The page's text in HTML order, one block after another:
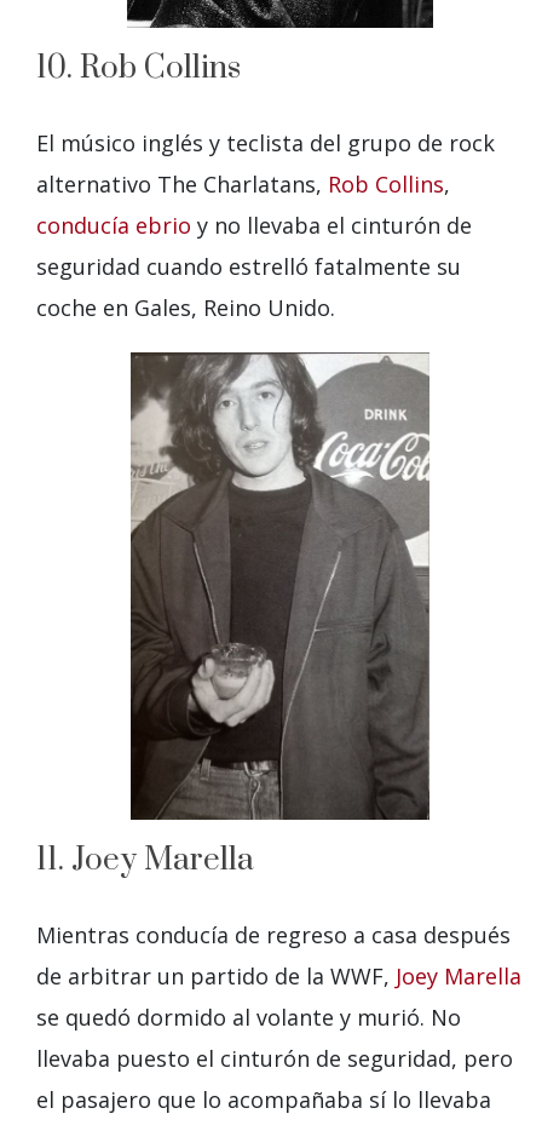
10. Rob Collins
El músico inglés y teclista del grupo de rock
alternativo The Charlatans, Rob Collins,
conducía ebrio y no llevaba el cinturón de
seguridad cuando estrelló fatalmente su
coche en Gales, Reino Unido.
11. Joey Marella
Mientras conducía de regreso a casa después
de arbitrar un partido de la WWF, Joey Marella
se quedó dormido al volante y murió. No
llevaba puesto el cinturón de seguridad, pero
el pasajero que lo acompañaba sí lo llevaba